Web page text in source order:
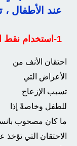
عند الأطفال ،
1-استخدام نقط الأنف لعلاج الاحتقان
احتقان الأنف من
الأعراض التي
تسبب الإزعاج
للطفل وخاصةً إذا
ما كان مصحوب
الاحتقان التي